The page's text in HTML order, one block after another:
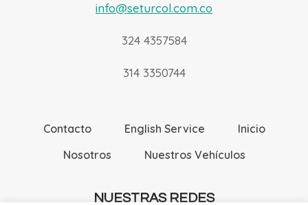
info@seturcol.com.co
324 4357584
314 3350744
Contacto English Service
Inicio
Nosotros
Nuestros Vehículos
NUESTRAS REDES